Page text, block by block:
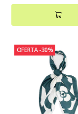
OFERTA -30%